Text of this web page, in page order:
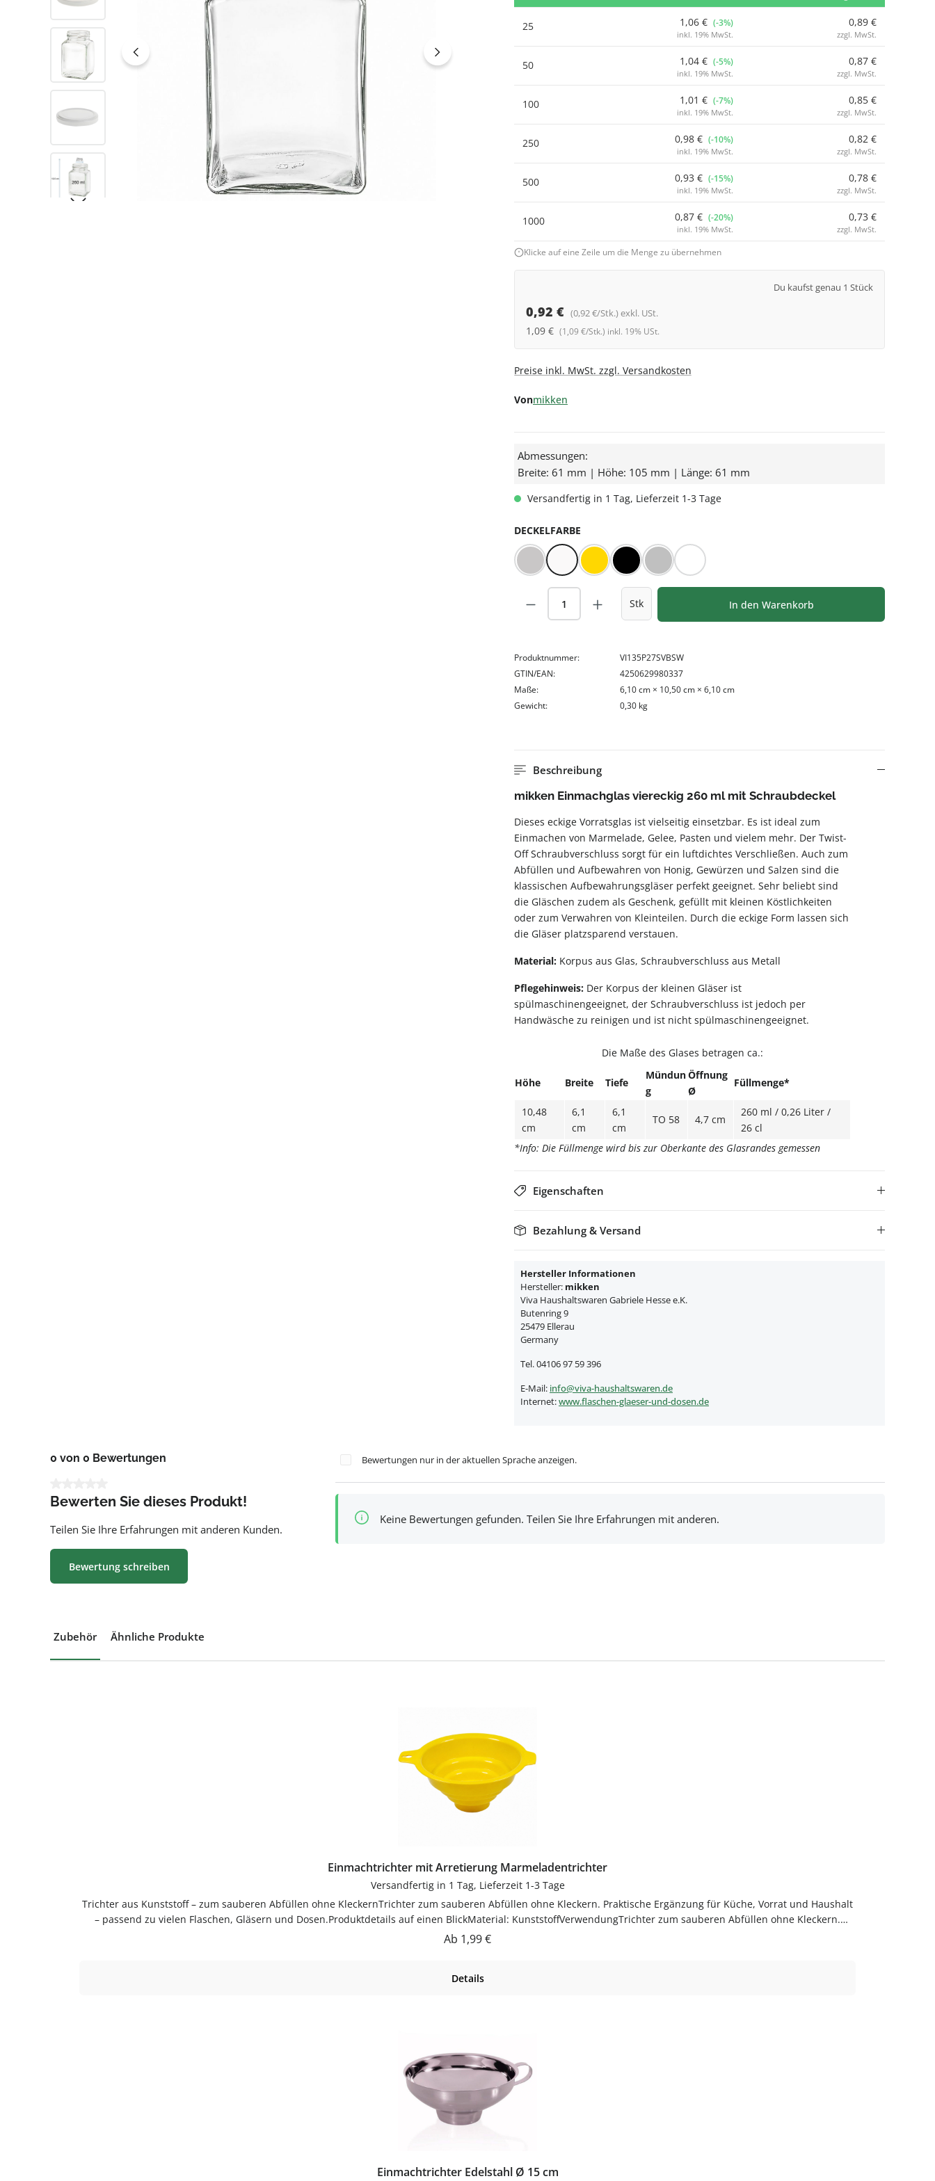
25 1,06 € (-3%)
inkl. 19% MwSt.
0,89 €
zzgl. MwSt.
50 1,04 € (-5%)
inkl. 19% MwSt.
0,87 €
zzgl. MwSt.
100 1,01 € (-7%)
inkl. 19% MwSt.
0,85 €
zzgl. MwSt.
250 0,98 € (-10%)
inkl. 19% MwSt.
0,82 €
zzgl. MwSt.
500 0,93 € (-15%)
inkl. 19% MwSt.
0,78 €
zzgl. MwSt.
1000 0,87 € (-20%)
inkl. 19% MwSt.
0,73 €
zzgl. MwSt.
Klicke auf eine Zeile um die Menge zu übernehmen
Du kaufst genau 1 Stück
0,92 € (0,92 €/Stk.) exkl. USt.
1,09 € (1,09 €/Stk.) inkl. 19% USt.
Preise inkl. MwSt. zzgl. Versandkosten
Vonmikken
Abmessungen:
Breite: 61 mm | Höhe: 105 mm | Länge: 61 mm
Versandfertig in 1 Tag, Lieferzeit 1-3 Tage
DECKELFARBE
BLUESEAL Silber
BLUESEAL Weiß
Gold Schwarz Silber Weiß
Produkt Anzahl: Gib den gewünschten Wert ein
Stk In den Warenkorb
Produktnummer:
VI135P27SVBSW
GTIN/EAN:
4250629980337
Maße:
6,10 cm × 10,50 cm × 6,10 cm
Gewicht:
0,30 kg
Beschreibung
mikken Einmachglas viereckig 260 ml mit Schraubdeckel
Dieses eckige Vorratsglas ist vielseitig einsetzbar. Es ist ideal zum
Einmachen von Marmelade, Gelee, Pasten und vielem mehr. Der Twist-
Off Schraubverschluss sorgt für ein luftdichtes Verschließen. Auch zum
Abfüllen und Aufbewahren von Honig, Gewürzen und Salzen sind die
klassischen Aufbewahrungsgläser perfekt geeignet. Sehr beliebt sind
die Gläschen zudem als Geschenk, gefüllt mit kleinen Köstlichkeiten
oder zum Verwahren von Kleinteilen. Durch die eckige Form lassen sich
die Gläser platzsparend verstauen.
Material: Korpus aus Glas, Schraubverschluss aus Metall
Pflegehinweis: Der Korpus der kleinen Gläser ist
spülmaschinengeeignet, der Schraubverschluss ist jedoch per
Handwäsche zu reinigen und ist nicht spülmaschinengeeignet.
Die Maße des Glases betragen ca.:
Höhe Breite Tiefe
Mündun
g
Öffnung
Ø
Füllmenge*
10,48
cm
6,1
cm
6,1
cm
TO 58 4,7 cm
260 ml / 0,26 Liter /
26 cl
*Info: Die Füllmenge wird bis zur Oberkante des Glasrandes gemessen
Eigenschaften
Bezahlung & Versand
Hersteller Informationen
Hersteller: mikken
Viva Haushaltswaren Gabriele Hesse e.K.
Butenring 9
25479 Ellerau
Germany
Tel. 04106 97 59 396
E-Mail: info@viva-haushaltswaren.de
Internet:www.flaschen-glaeser-und-dosen.de
0 von 0 Bewertungen
Bewerten Sie dieses Produkt!
Teilen Sie Ihre Erfahrungen mit anderen Kunden.
Bewertung schreiben
Bewertungen nur in der aktuellen Sprache anzeigen.
Keine Bewertungen gefunden. Teilen Sie Ihre Erfahrungen mit anderen.
Zubehör Ähnliche Produkte
Einmachtrichter mit Arretierung Marmeladentrichter
Versandfertig in 1 Tag, Lieferzeit 1-3 Tage
Trichter aus Kunststoff – zum sauberen Abfüllen ohne KleckernTrichter zum sauberen Abfüllen ohne Kleckern. Praktische Ergänzung für Küche, Vorrat und Haushalt
– passend zu vielen Flaschen, Gläsern und Dosen.Produktdetails auf einen BlickMaterial: KunststoffVerwendungTrichter zum sauberen Abfüllen ohne Kleckern.
Einfach in der Anwendung und langlebig im Gebrauch.PflegehinweiseNach Gebrauch reinigenGut trocknen lassenJetzt bestellenBestelle Trichter bequem online bei
Regulärer Preis:
Ab 1,99 €
Details
Einmachtrichter Edelstahl Ø 15 cm